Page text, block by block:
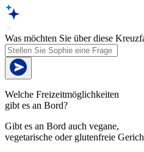
Was möchten Sie über diese
Welche Freizeitmöglichkeiten
gibt es an Bord?
Gibt es an Bord auch vegane,
vegetarische oder glutenfreie